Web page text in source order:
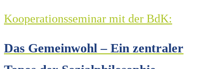
Kooperationsseminar mit der BdK:
Das Gemeinwohl – Ein zentraler